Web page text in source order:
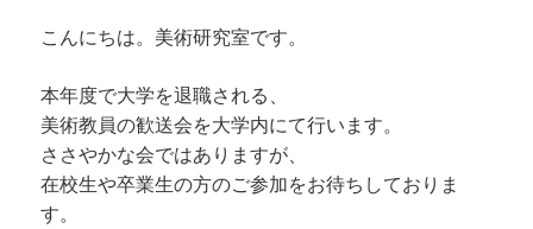
こんにちは。美術研究室です。
本年度で大学を退職される、
美術教員の歓送会を大学内にて行います。
ささやかな会ではありますが、
在校生や卒業生の方のご参加をお待ちしておりま
す。